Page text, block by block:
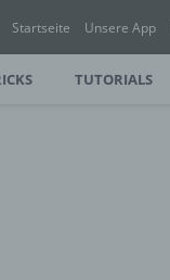
Startseite Unsere App
TUTORIALS